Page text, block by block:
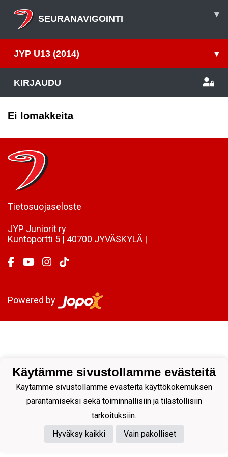
SEURANAVIGOINTI ▾
JYP U13 (2014) ▾
KIRJAUDU
Ei lomakkeita
Tietosuojaseloste
JYP Juniorit ry
Kuntoportti 5 | 40700 JYVÄSKYLÄ |
Powered by
Käytämme sivustollamme evästeitä
Käytämme sivustollamme evästeitä käyttökokemuksen
parantamiseksi sekä toiminnallisiin ja tilastollisiin
tarkoituksiin.
Hyväksy kaikki
Vain pakolliset